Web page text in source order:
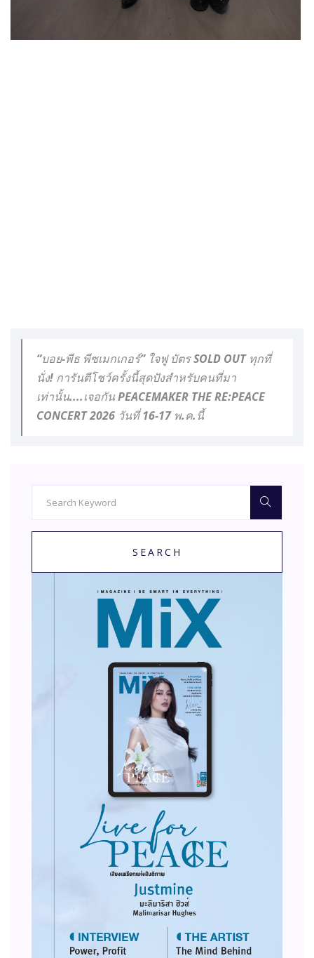
“บอย-พีธ พีซเมกเกอร์” ใจฟู บัตร SOLD OUT ทุกที่
นั่ง! การันตีโชว์ครั้งนี้สุดปังสำหรับคนที่มา
เท่านั้น....เจอกัน PEACEMAKER THE RE:PEACE
CONCERT 2026 วันที่ 16-17 พ.ค.นี้
SEARCH